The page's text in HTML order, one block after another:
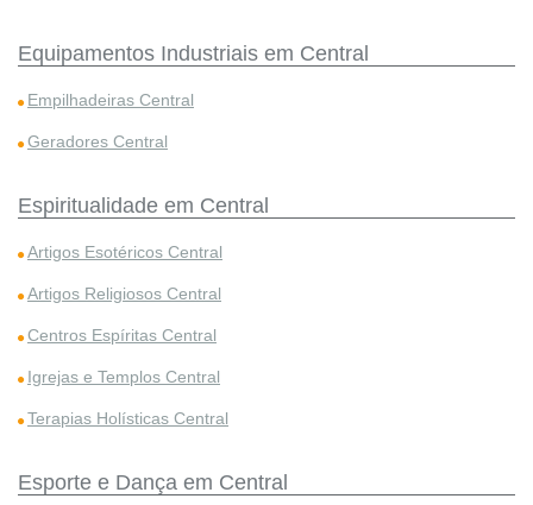
Equipamentos Industriais em Central
Empilhadeiras Central
Geradores Central
Espiritualidade em Central
Artigos Esotéricos Central
Artigos Religiosos Central
Centros Espíritas Central
Igrejas e Templos Central
Terapias Holísticas Central
Esporte e Dança em Central